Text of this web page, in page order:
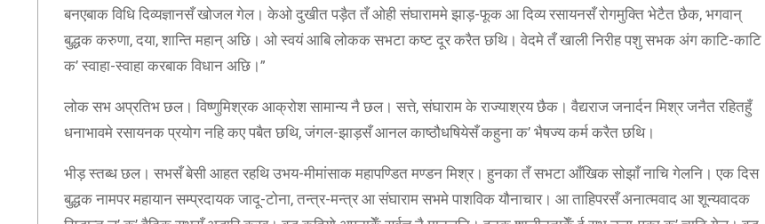
बनएबाक विधि दिव्यज्ञानसँ खोजल गेल। केओ दुखीत पड़ैत तँ ओही संघाराममे झाड़-फूक आ दिव्य रसायनसँ रोगमुक्ति भेटैत छैक, भगवान्
बुद्धक करुणा, दया, शान्ति महान् अछि। ओ स्वयं आबि लोकक सभटा कष्ट दूर करैत छथि। वेदमे तँ खाली निरीह पशु सभक अंग काटि-काटि
क’ स्वाहा-स्वाहा करबाक विधान अछि।”
लोक सभ अप्रतिभ छल। विष्णुमिश्रक आक्रोश सामान्य नै छल। सत्ते, संघाराम के राज्याश्रय छैक। वैद्यराज जनार्दन मिश्र जनैत रहितहुँ
धनाभावमे रसायनक प्रयोग नहि कए पबैत छथि, जंगल-झाड़सँ आनल काष्ठौधषियेसँ कहुना क’ भैषज्य कर्म करैत छथि।
भीड़ स्तब्ध छल। सभसँ बेसी आहत रहथि उभय-मीमांसाक महापण्डित मण्डन मिश्र। हुनका तँ सभटा आँखिक सोझाँ नाचि गेलनि। एक दिस
बुद्धक नामपर महायान सम्प्रदायक जादू-टोना, तन्त्र-मन्त्र आ संघाराम सभमे पाशविक यौनाचार। आ ताहिपरसँ अनात्मवाद आ शून्यवादक